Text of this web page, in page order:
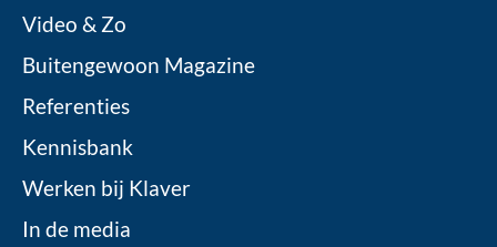
Video & Zo
Buitengewoon Magazine
Referenties
Kennisbank
Werken bij Klaver
In de media